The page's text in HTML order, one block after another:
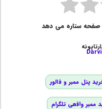
صفحه ستاره می دهد
پنل ممبر و فالور
ممبر واقعی تلگرام